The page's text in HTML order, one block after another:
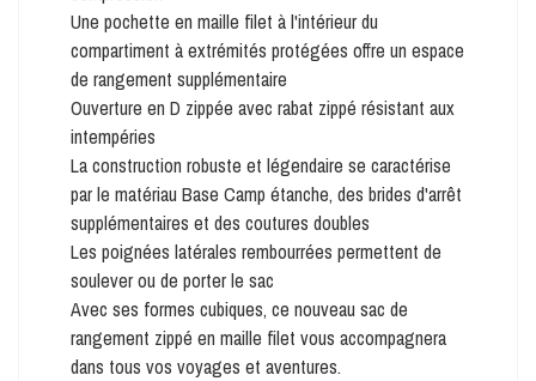
Une pochette en maille filet à l'intérieur du
compartiment à extrémités protégées offre un espace
de rangement supplémentaire
Ouverture en D zippée avec rabat zippé résistant aux
intempéries
La construction robuste et légendaire se caractérise
par le matériau Base Camp étanche, des brides d'arrêt
supplémentaires et des coutures doubles
Les poignées latérales rembourrées permettent de
soulever ou de porter le sac
Avec ses formes cubiques, ce nouveau sac de
rangement zippé en maille filet vous accompagnera
dans tous vos voyages et aventures.